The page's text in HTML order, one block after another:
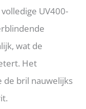
UV400-
wat de
Het
de bril nauwelijks